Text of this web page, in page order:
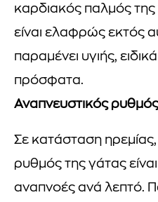
καρδιακός παλμός
είναι ελαφρώς εκτός
παραμένει υγιής,
πρόσφατα.
Αναπνευστικός ρυθμός
Σε κατάσταση
ρυθμός της γάτας
αναπνοές ανά λεπτό.